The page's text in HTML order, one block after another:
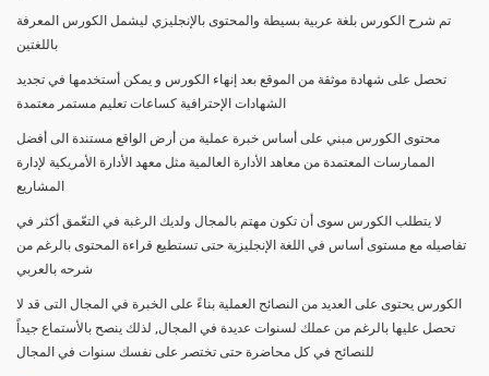
تم شرح الكورس بلغة عربية بسيطة والمحتوى بالإنجليزي ليشمل الكورس المعرفة
باللغتين
تحصل على شهادة موثقة من الموقع بعد إنهاء الكورس و يمكن أستخدمها في تجديد
الشهادات الإحترافية كساعات تعليم مستمر معتمدة
محتوى الكورس مبني على أساس خبرة عملية من أرض الواقع مستندة الى أفضل
الممارسات المعتمدة من معاهد الأدارة العالمية مثل معهد الأدارة الأمريكية لإدارة
المشاريع
لا يتطلب الكورس سوى أن تكون مهتم بالمجال ولديك الرغبة في التعّمق أكثر في
تفاصيله مع مستوى أساس في اللغة الإنجليزية حتى تستطيع قراءة المحتوى بالرغم من
شرحه بالعربي
الكورس يحتوى على العديد من النصائح العملية بناءً على الخبرة في المجال التى قد لا
تحصل عليها بالرغم من عملك لسنوات عديدة في المجال, لذلك ينصح بالأستماع جيداً
للنصائح في كل محاضرة حتى تختصر على نفسك سنوات في المجال